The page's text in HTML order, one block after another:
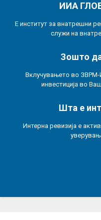
ИИА
Е институт за внатрешни
служи на
Зошто
Вклучувањето во
инвестиција во
Шта е
Интерна ревизија е